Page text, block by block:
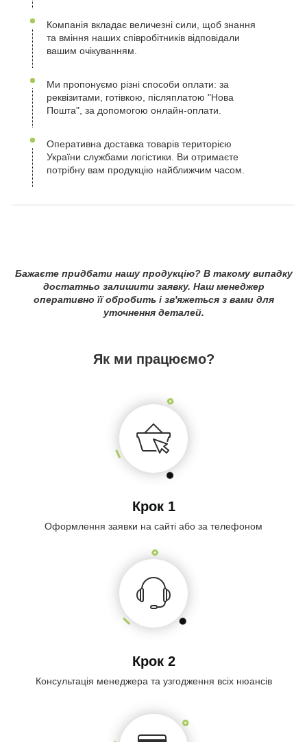
Компанія вкладає величезні сили, щоб знання
та вміння наших співробітників відповідали
вашим очікуванням.
Ми пропонуємо різні способи оплати: за
реквізитами, готівкою, післяплатою "Нова
Пошта", за допомогою онлайн-оплати.
Оперативна доставка товарів територією
України службами логістики. Ви отримаєте
потрібну вам продукцію найближчим часом.
Бажаєте придбати нашу продукцію? В такому випадку
достатньо залишити заявку. Наш менеджер
оперативно її обробить і зв'яжеться з вами для
уточнення деталей.
Як ми працюємо?
Крок 1
Оформлення заявки на сайті або за телефоном
Крок 2
Консультація менеджера та узгодження всіх нюансів